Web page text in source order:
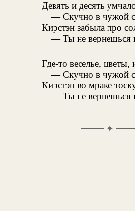
Девять и десять
— Скучно в чужой
Кирстэн забыла про
— Ты не вернешься
Где-то веселье, цветы,
— Скучно в чужой
Кирстэн во мраке
— Ты не вернешься
✦